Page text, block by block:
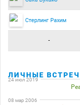
Стерлинг Рахим
-
ЛИЧНЫЕ
24 июл 2019
08 мар 2006